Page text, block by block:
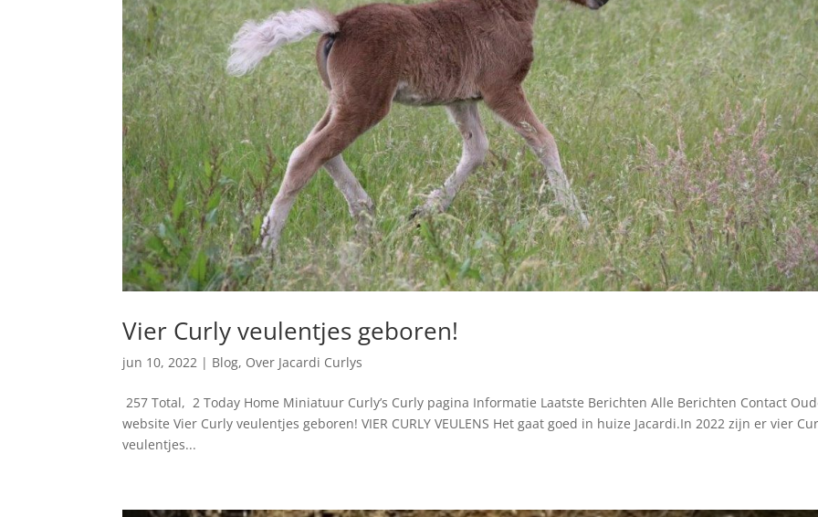
Vier Curly veulentjes geboren!
jun 10, 2022 | Blog, Over Jacardi Curlys
257 Total, 2 Today Home Miniatuur Curly’s Curly pagina Informatie Laatste Berichten Alle Berichten Contact
website Vier Curly veulentjes geboren! VIER CURLY VEULENS Het gaat goed in huize Jacardi.In 2022 zijn er vier
veulentjes...